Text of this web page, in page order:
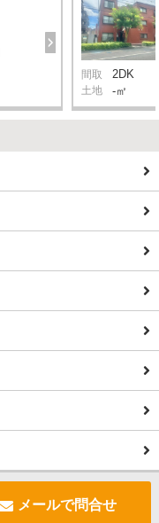
間取 2DK
土地 -㎡
メールで問合せ